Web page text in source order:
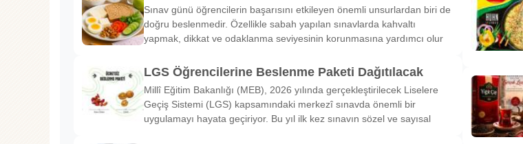
Sınav günü öğrencilerin başarısını etkileyen önemli unsurlardan biri de
doğru beslenmedir. Özellikle sabah yapılan sınavlarda kahvaltı
yapmak, dikkat ve odaklanma seviyesinin korunmasına yardımcı olur
LGS Öğrencilerine Beslenme Paketi Dağıtılacak
Millî Eğitim Bakanlığı (MEB), 2026 yılında gerçekleştirilecek Liselere
Geçiş Sistemi (LGS) kapsamındaki merkezî sınavda önemli bir
uygulamayı hayata geçiriyor. Bu yıl ilk kez sınavın sözel ve sayısal